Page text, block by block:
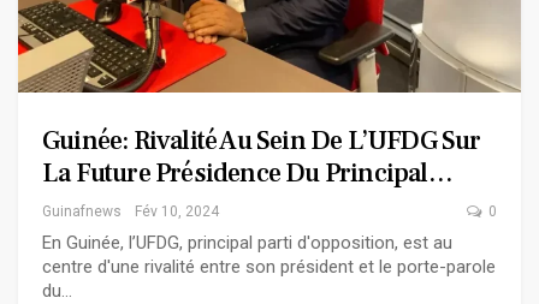
Guinée: Rivalité Au Sein De L’UFDG Sur
La Future Présidence Du Principal…
Guinafnews Fév 10, 2024 0
En Guinée, l’UFDG, principal parti d'opposition, est au
centre d'une rivalité entre son président et le porte-parole
du…